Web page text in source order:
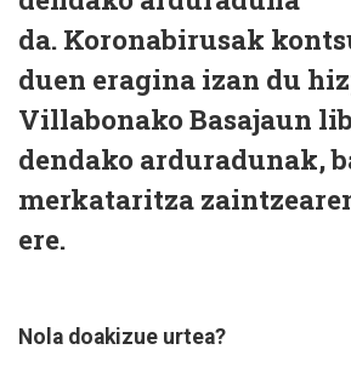
da. Koronabirusak
duen eragina izan du
Villabonako Basajaun
dendako arduradunak,
merkataritza
ere.
Nola doakizue urtea?